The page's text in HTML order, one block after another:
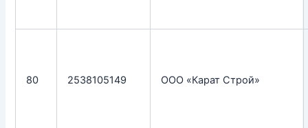
80 2538105149 ООО «Карат Строй»